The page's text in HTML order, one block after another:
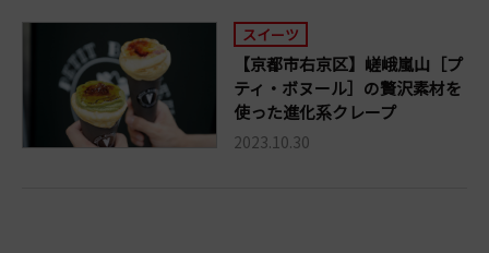
スイーツ
【京都市右京区】嵯峨嵐山［プ
ティ・ボヌール］の贅沢素材を
使った進化系クレープ
2023.10.30